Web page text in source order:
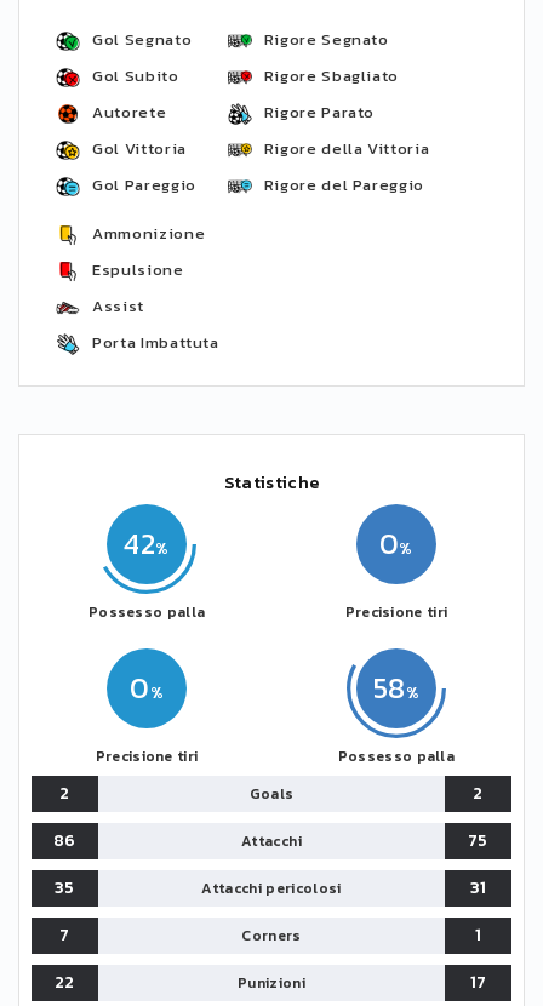
Gol Segnato
Gol Subito
Autorete
Gol Vittoria
Gol Pareggio
Rigore Segnato
Rigore Sbagliato
Rigore Parato
Rigore della Vittoria
Rigore del Pareggio
Ammonizione
Espulsione
Assist
Porta Imbattuta
Statistiche
42
Possesso palla
0
Precisione tiri
58
Possesso palla
0
Precisione tiri
2 Goals
2
86
Attacchi
75
35
Attacchi pericolosi
31
7
Corners
1
22
Punizioni 17